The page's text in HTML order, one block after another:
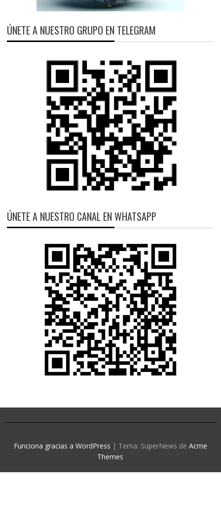
ÚNETE A NUESTRO GRUPO EN TELEGRAM
ÚNETE A NUESTRO CANAL EN WHATSAPP
Funciona gracias a WordPress | Tema: SuperNews de Acme
Themes